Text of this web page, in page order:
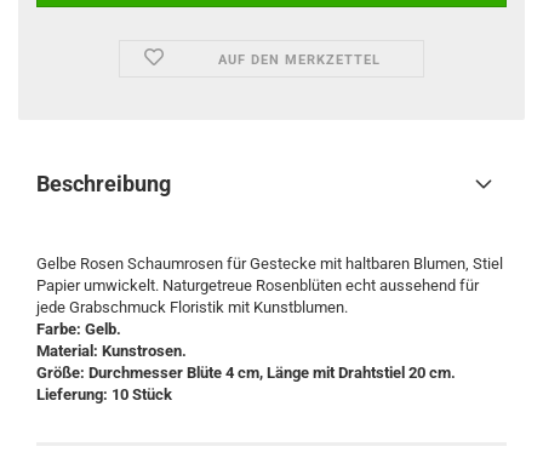
AUF DEN MERKZETTEL
Beschreibung
Gelbe Rosen Schaumrosen für Gestecke mit haltbaren Blumen, Stiel
Papier umwickelt. Naturgetreue Rosenblüten echt aussehend für
jede Grabschmuck Floristik mit Kunstblumen.
Farbe: Gelb.
Material: Kunstrosen.
Größe: Durchmesser Blüte 4 cm, Länge mit Drahtstiel 20 cm.
Lieferung: 10 Stück